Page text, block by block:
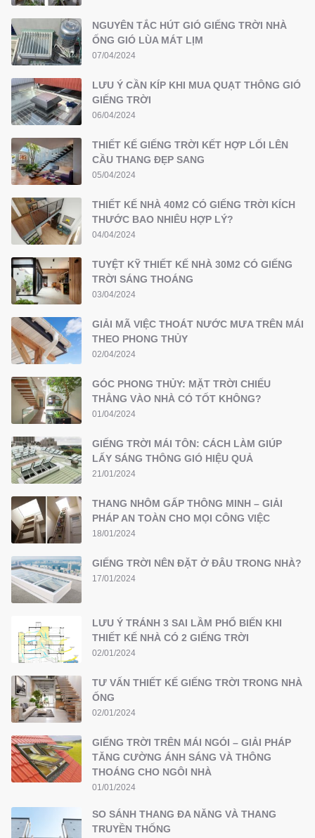
NGUYÊN TẮC HÚT GIÓ GIẾNG TRỜI NHÀ
ỐNG GIÓ LÙA MÁT LỊM
07/04/2024
LƯU Ý CẦN KÍP KHI MUA QUẠT THÔNG GIÓ
GIẾNG TRỜI
06/04/2024
THIẾT KẾ GIẾNG TRỜI KẾT HỢP LỐI LÊN
CẦU THANG ĐẸP SANG
05/04/2024
THIẾT KẾ NHÀ 40M2 CÓ GIẾNG TRỜI KÍCH
THƯỚC BAO NHIÊU HỢP LÝ?
04/04/2024
TUYỆT KỸ THIẾT KẾ NHÀ 30M2 CÓ GIẾNG
TRỜI SÁNG THOÁNG
03/04/2024
GIẢI MÃ VIỆC THOÁT NƯỚC MƯA TRÊN MÁI
THEO PHONG THỦY
02/04/2024
GÓC PHONG THỦY: MẶT TRỜI CHIẾU
THẲNG VÀO NHÀ CÓ TỐT KHÔNG?
01/04/2024
GIẾNG TRỜI MÁI TÔN: CÁCH LÀM GIÚP
LẤY SÁNG THÔNG GIÓ HIỆU QUẢ
21/01/2024
THANG NHÔM GẤP THÔNG MINH – GIẢI
PHÁP AN TOÀN CHO MỌI CÔNG VIỆC
18/01/2024
GIẾNG TRỜI NÊN ĐẶT Ở ĐÂU TRONG NHÀ?
17/01/2024
LƯU Ý TRÁNH 3 SAI LẦM PHỔ BIẾN KHI
THIẾT KẾ NHÀ CÓ 2 GIẾNG TRỜI
02/01/2024
TƯ VẤN THIẾT KẾ GIẾNG TRỜI TRONG NHÀ
ỐNG
02/01/2024
GIẾNG TRỜI TRÊN MÁI NGÓI – GIẢI PHÁP
TĂNG CƯỜNG ÁNH SÁNG VÀ THÔNG
THOÁNG CHO NGÔI NHÀ
01/01/2024
SO SÁNH THANG ĐA NĂNG VÀ THANG
TRUYỀN THỐNG